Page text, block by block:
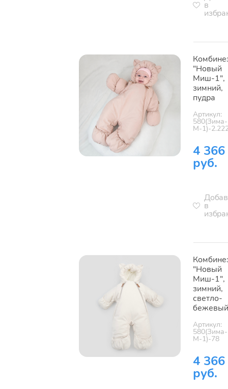
в
"Новый
Миш-1",
зимний,
пудра
Артикул:
580(Зима-
М-1)-
4 366
руб.
в
"Новый
Миш-1",
зимний,
светло-
бежевый
Артикул:
580(Зима-
М-1)-78
4 366
руб.